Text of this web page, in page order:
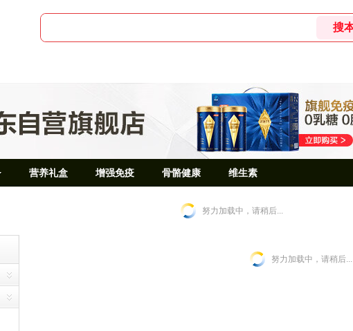
营养礼盒 增强免疫 骨骼健康 维生素
努力加载中，请稍后...
努力加载中，请稍后...